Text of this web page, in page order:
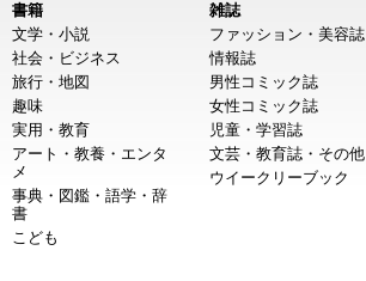
書籍
文学・小説
社会・ビジネス
旅行・地図
趣味
実用・教育
アート・教養・エンタ
メ
事典・図鑑・語学・辞
書
こども
雑誌
ファッション・美容誌
情報誌
男性コミック誌
女性コミック誌
児童・学習誌
文芸・教育誌・その他
ウイークリーブック